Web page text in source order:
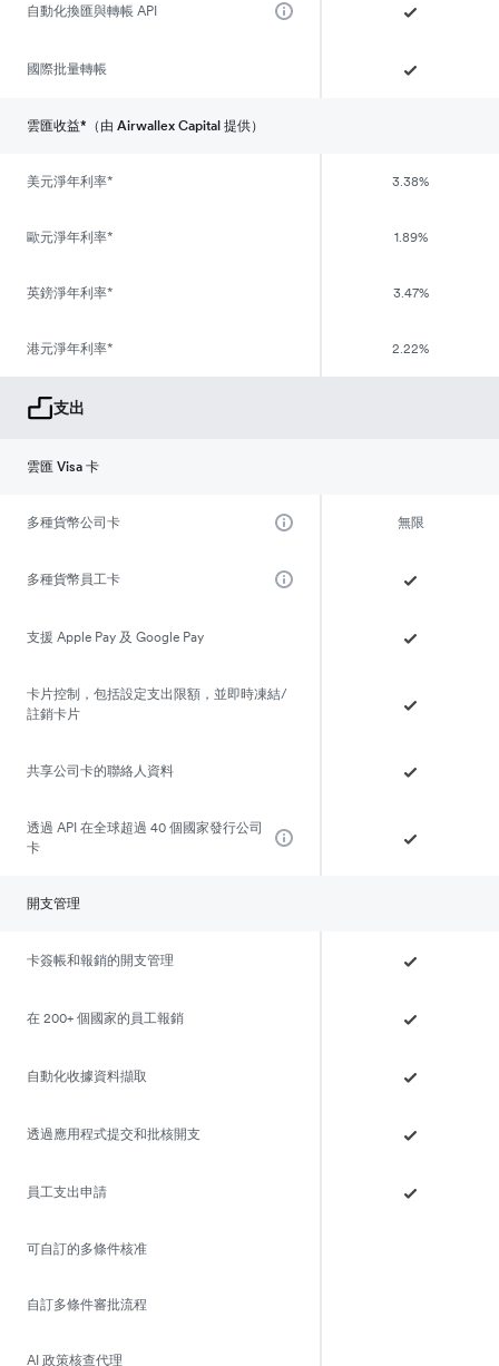
自動化換匯與轉帳 API
國際批量轉帳
雲匯收益*（由 Airwallex Capital 提供）
美元淨年利率* 3.38%
歐元淨年利率* 1.89%
英鎊淨年利率* 3.47%
港元淨年利率* 2.22%
支出
雲匯 Visa 卡
多種貨幣公司卡 無限
多種貨幣員工卡
支援 Apple Pay 及 Google Pay
卡片控制，包括設定支出限額，並即時凍結/
註銷卡片
共享公司卡的聯絡人資料
透過 API 在全球超過 40 個國家發行公司
卡
開支管理
卡簽帳和報銷的開支管理
在 200+ 個國家的員工報銷
自動化收據資料擷取
透過應用程式提交和批核開支
員工支出申請
可自訂的多條件核准
自訂多條件審批流程
AI 政策核查代理